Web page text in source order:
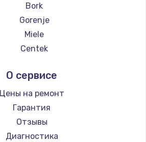
Bork
Gorenje
Miele
Centek
Hotpoint Ariston
DELTA
Chayka
Beko
Vivitek
О сервисе
Цены на ремонт
Гарантия
Отзывы
Диагностика